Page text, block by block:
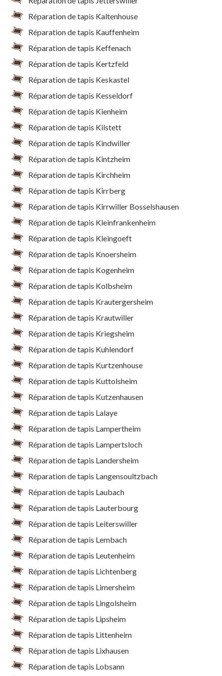
Réparation de tapis Kaltenhouse
Réparation de tapis Kauffenheim
Réparation de tapis Keffenach
Réparation de tapis Kertzfeld
Réparation de tapis Keskastel
Réparation de tapis Kesseldorf
Réparation de tapis Kienheim
Réparation de tapis Kilstett
Réparation de tapis Kindwiller
Réparation de tapis Kintzheim
Réparation de tapis Kirchheim
Réparation de tapis Kirrberg
Réparation de tapis Kirrwiller Bosselshausen
Réparation de tapis Kleinfrankenheim
Réparation de tapis Kleingoeft
Réparation de tapis Knoersheim
Réparation de tapis Kogenheim
Réparation de tapis Kolbsheim
Réparation de tapis Krautergersheim
Réparation de tapis Krautwiller
Réparation de tapis Kriegsheim
Réparation de tapis Kuhlendorf
Réparation de tapis Kurtzenhouse
Réparation de tapis Kuttolsheim
Réparation de tapis Kutzenhausen
Réparation de tapis Lalaye
Réparation de tapis Lampertheim
Réparation de tapis Lampertsloch
Réparation de tapis Landersheim
Réparation de tapis Langensoultzbach
Réparation de tapis Laubach
Réparation de tapis Lauterbourg
Réparation de tapis Leiterswiller
Réparation de tapis Lembach
Réparation de tapis Leutenheim
Réparation de tapis Lichtenberg
Réparation de tapis Limersheim
Réparation de tapis Lingolsheim
Réparation de tapis Lipsheim
Réparation de tapis Littenheim
Réparation de tapis Lixhausen
Réparation de tapis Lobsann